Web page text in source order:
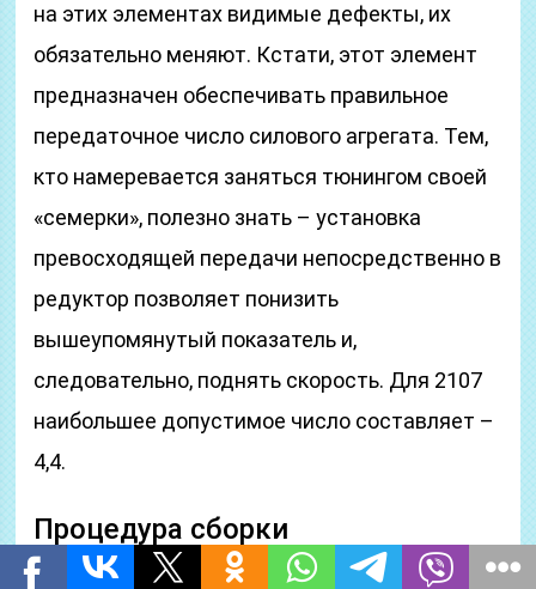
на этих элементах видимые дефекты, их
обязательно меняют. Кстати, этот элемент
предназначен обеспечивать правильное
передаточное число силового агрегата. Тем,
кто намеревается заняться тюнингом своей
«семерки», полезно знать – установка
превосходящей передачи непосредственно в
редуктор позволяет понизить
вышеупомянутый показатель и,
следовательно, поднять скорость. Для 2107
наибольшее допустимое число составляет –
4,4.
Процедура сборки
После того как ремонт был завершен и